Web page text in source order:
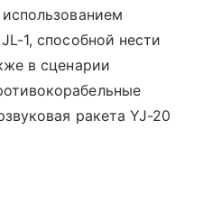
1, способной нести
в сценарии
ракета YJ-20